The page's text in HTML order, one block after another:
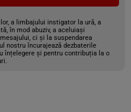
a limbajului instigator la ură, a
în mod abuziv, a aceluiași
ci și la suspendarea
nostru încurajează dezbaterile
înțelegere și pentru contribuția la o